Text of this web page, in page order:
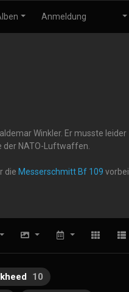
Anmeldung
Winkler. Er musste leider
der NATO-Luftwaffen.
die Messerschmitt Bf 109 vorbei.
10